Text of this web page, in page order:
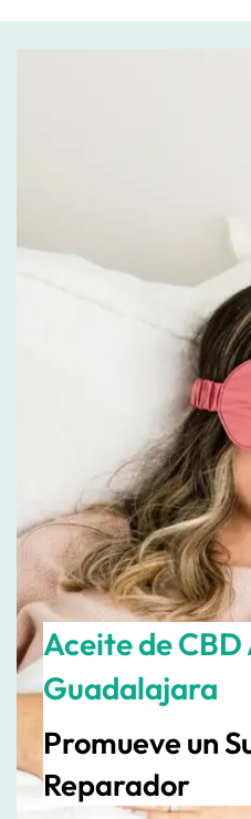
Aceite de CBD
Guadalajara
Promueve un
Reparador